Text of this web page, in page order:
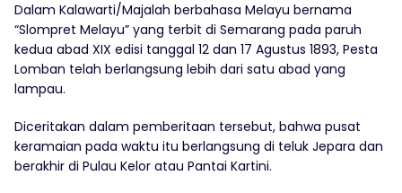
Dalam Kalawarti/Majalah berbahasa Melayu bernama
“Slompret Melayu” yang terbit di Semarang pada paruh
kedua abad XIX edisi tanggal 12 dan 17 Agustus 1893, Pesta
Lomban telah berlangsung lebih dari satu abad yang
lampau.
Diceritakan dalam pemberitaan tersebut, bahwa pusat
keramaian pada waktu itu berlangsung di teluk Jepara dan
berakhir di Pulau Kelor atau Pantai Kartini.